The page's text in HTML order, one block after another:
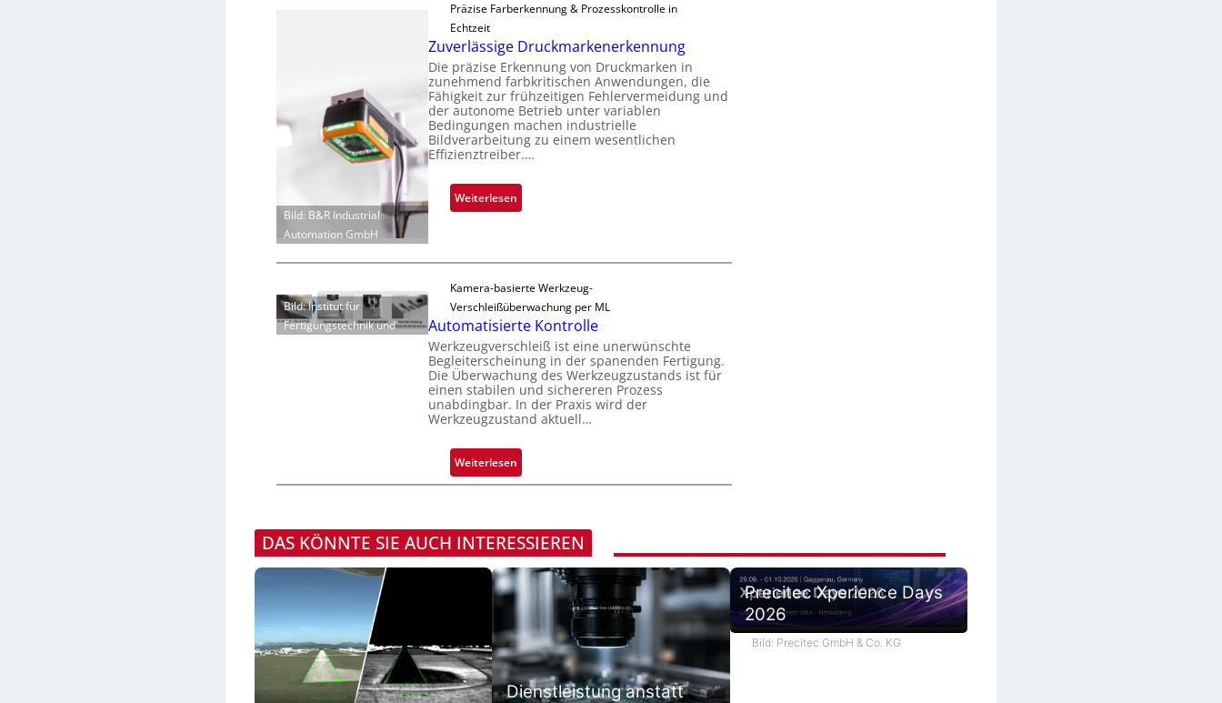
m
t
D
a
r
k
V
s
i
l
n
t
Ü
b
e
n
a
v
o
n
H
a
i
l
o
d
r
L
a
b
s
b
u
t
r
g
u
n
g
a
u
Bild: B&R Industrial
Automation GmbH
Präzise Farberkennung & Prozesskontrolle in
Echtzeit
Zuverlässige Druckmarkenerkennung
Die präzise Erkennung von Druckmarken in
zunehmend farbkritischen Anwendungen, die
Fähigkeit zur frühzeitigen Fehlervermeidung und
der autonome Betrieb unter variablen
Bedingungen machen industrielle
Bildverarbeitung zu einem wesentlichen
Effizienztreiber.…
Weiterlesen:
Z
r
l
ä
s
s
g
e
D
r
u
m
a
r
n
e
r
k
Bild: Institut für
Fertigungstechnik und
Kamera-basierte Werkzeug-
Verschleißüberwachung per ML
Automatisierte Kontrolle
Werkzeugverschleiß ist eine unerwünschte
Begleiterscheinung in der spanenden Fertigung.
Die Überwachung des Werkzeugzustands ist für
einen stabilen und sichereren Prozess
unabdingbar. In der Praxis wird der
Werkzeugzustand aktuell…
Weiterlesen:
A
o
m
a
t
s
i
e
r
DAS KÖNNTE SIE AUCH INTERESSIEREN
Dienstleistung anstatt
Precitec Xperience Days
2026
Bild: Precitec GmbH & Co. KG